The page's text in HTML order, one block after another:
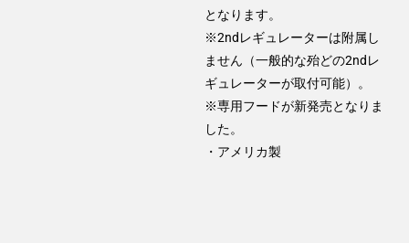
となります。
※2ndレギュレーターは附属し
ません（一般的な殆どの2ndレ
ギュレーターが取付可能）。
※専用フードが新発売となりま
した。
・アメリカ製